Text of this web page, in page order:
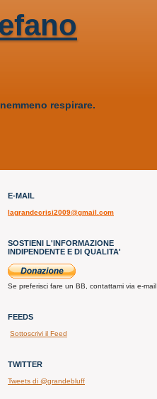
respirare.
E-MAIL
lagrandecrisi2009@gmail.com
SOSTIENI L'INFORMAZIONE
INDIPENDENTE E DI QUALITA'
Se preferisci fare un BB, contattami via e-mail
FEEDS
Sottoscrivi il Feed
TWITTER
Tweets di @grandebluff